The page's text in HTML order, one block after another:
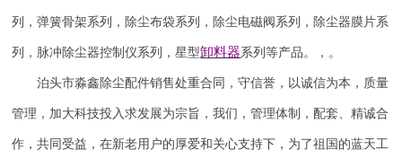
列，弹簧骨架系列，除尘布袋系列，除尘电磁阀系列，除尘器膜片系
列，脉冲除尘器控制仪系列，星型卸料器系列等产品。，。
泊头市淼鑫除尘配件销售处重合同，守信誉，以诚信为本，质量
管理，加大科技投入求发展为宗旨，我们，管理体制，配套、精诚合
作，共同受益，在新老用户的厚爱和关心支持下，为了祖国的蓝天工